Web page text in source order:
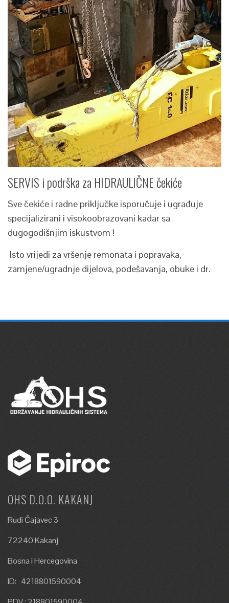
SERVIS i podrška za HIDRAULIČNE čekiće
Sve čekiće i radne priključke isporučuje i ugrađuje
specijalizirani i visokoobrazovani kadar sa
dugogodišnjim iskustvom !
Isto vrijedi za vršenje remonata i popravaka,
zamjene/ugradnje dijelova, podešavanja, obuke i dr.
OHS D.O.O. KAKANJ
Rudi Čajavec 3
72240 Kakanj
Bosna i Hercegovina
ID: 4218801590004